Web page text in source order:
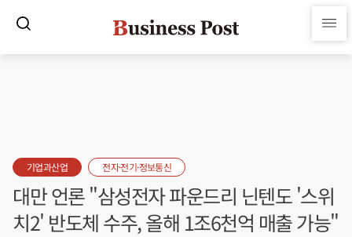
기업과산업 전자·전기·정보통신
대만 언론 "삼성전자 파운드리 닌텐도 '스위
치2' 반도체 수주, 올해 1조6천억 매출 가능"